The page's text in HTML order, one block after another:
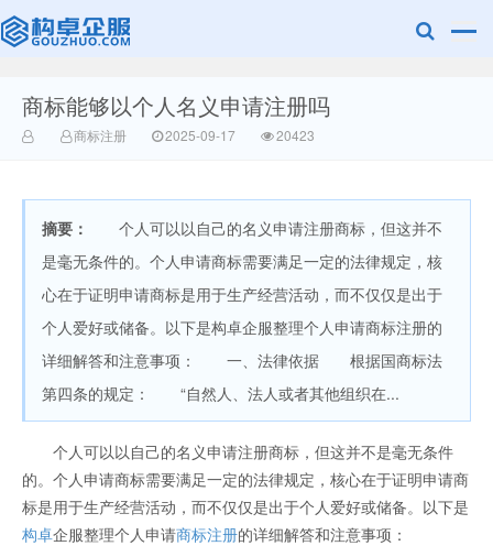
赣州兰之新知
商标能够以个人名义申请注册吗
商标注册 2025-09-17 20423
摘要：
个人可以以自己的名义申请注册商标，但这并不
是毫无条件的。个人申请商标需要满足一定的法律规定，核
心在于证明申请商标是用于生产经营活动，而不仅仅是出于
个人爱好或储备。以下是构卓企服整理个人申请商标注册的
详细解答和注意事项： 一、法律依据 根据国商标法
第四条的规定： “自然人、法人或者其他组织在...
个人可以以自己的名义申请注册商标，但这并不是毫无条件
的。个人申请商标需要满足一定的法律规定，核心在于证明申请商
标是用于生产经营活动，而不仅仅是出于个人爱好或储备。以下是
构卓企服整理个人申请商标注册的详细解答和注意事项：